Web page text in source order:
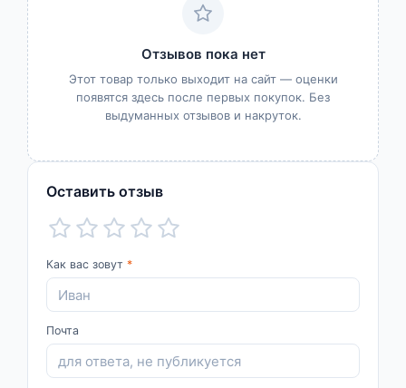
Отзывов пока нет
Этот товар только выходит на сайт — оценки
появятся здесь после первых покупок. Без
выдуманных отзывов и накруток.
Оставить отзыв
Как вас зовут *
Почта